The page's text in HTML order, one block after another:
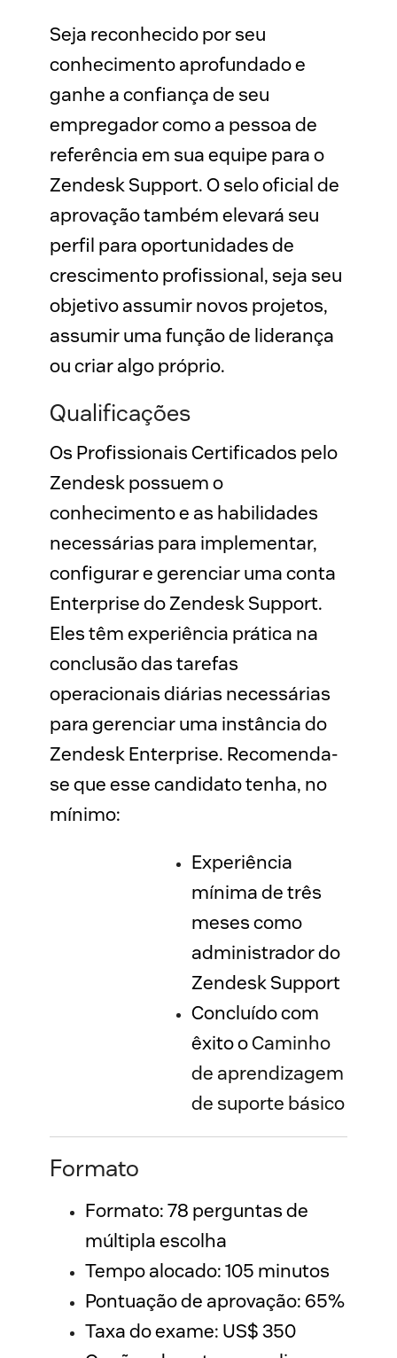
Seja reconhecido por seu
conhecimento aprofundado e
ganhe a confiança de seu
empregador como a pessoa de
referência em sua equipe para o
Zendesk Support. O selo oficial de
aprovação também elevará seu
perfil para oportunidades de
crescimento profissional, seja seu
objetivo assumir novos projetos,
assumir uma função de liderança
ou criar algo próprio.
Qualificações
Os Profissionais Certificados pelo
Zendesk possuem o
conhecimento e as habilidades
necessárias para implementar,
configurar e gerenciar uma conta
Enterprise do Zendesk Support.
Eles têm experiência prática na
conclusão das tarefas
operacionais diárias necessárias
para gerenciar uma instância do
Zendesk Enterprise. Recomenda-
se que esse candidato tenha, no
mínimo:
Experiência
mínima de três
meses como
administrador do
Zendesk Support
Concluído com
êxito oCaminho
de aprendizagem
de suporte básico
Formato
Formato: 78 perguntas de
Tempo alocado: 105 minutos
Pontuação de aprovação: 65%
Taxa do exame: US$ 350